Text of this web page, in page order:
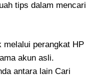
tips dalam mencari
melalui perangkat HP
akun asli.
antara lain Cari